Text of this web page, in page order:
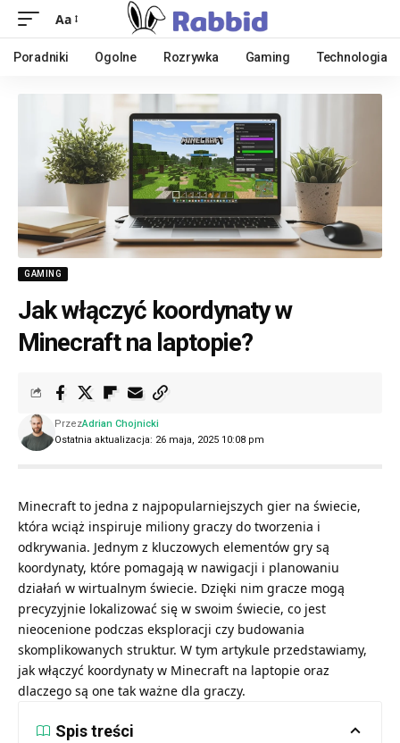
Aa
Poradniki Ogolne Rozrywka Gaming Technologia
GAMING
Jak włączyć koordynaty w
Minecraft na laptopie?
Ostatnia aktualizacja: 26 maja, 2025 10:08 pm
PrzezAdrian Chojnicki
Minecraft to jedna z najpopularniejszych gier na świecie,
która wciąż inspiruje miliony graczy do tworzenia i
odkrywania. Jednym z kluczowych elementów gry są
koordynaty, które pomagają w nawigacji i planowaniu
działań w wirtualnym świecie. Dzięki nim gracze mogą
precyzyjnie lokalizować się w swoim świecie, co jest
nieocenione podczas eksploracji czy budowania
skomplikowanych struktur. W tym artykule przedstawiamy,
jak włączyć koordynaty w Minecraft na laptopie oraz
dlaczego są one tak ważne dla graczy.
Spis treści